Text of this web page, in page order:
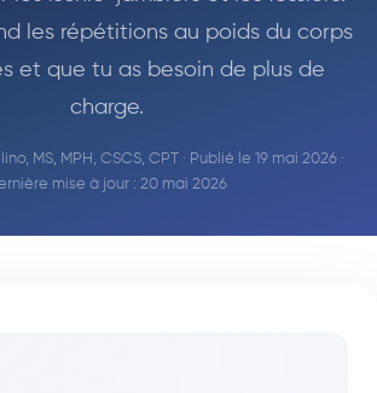
les répétitions au poids du corps
et que tu as besoin de plus de
charge.
MS, MPH, CSCS, CPT· Publié le 19 mai 2026 ·
mise à jour : 20 mai 2026